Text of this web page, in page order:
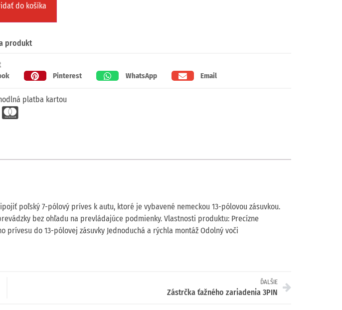
do košíka
produkt
Pinterest WhatsApp Email
platba kartou
poľský 7-pólový príves k autu, ktoré je vybavené nemeckou 13-pólovou zásuvkou.
bez ohľadu na prevládajúce podmienky. Vlastnosti produktu: Precízne
do 13-pólovej zásuvky Jednoduchá a rýchla montáž Odolný voči
ĎALŠIE
Zástrčka ťažného zariadenia 3PIN